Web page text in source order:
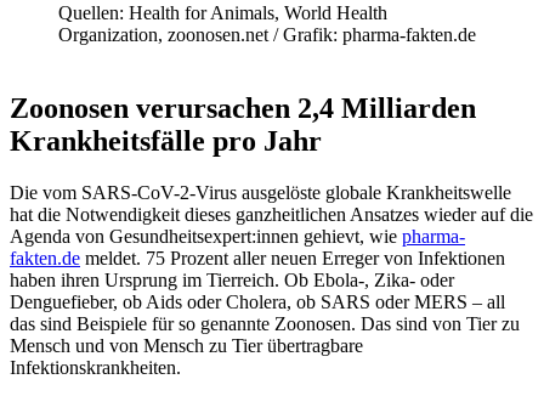
Quellen: Health for Animals, World Health
Organization, zoonosen.net / Grafik: pharma-fakten.de
Zoonosen verursachen 2,4 Milliarden
Krankheitsfälle pro Jahr
Die vom SARS-CoV-2-Virus ausgelöste globale Krankheitswelle
hat die Notwendigkeit dieses ganzheitlichen Ansatzes wieder auf die
Agenda von Gesundheitsexpert:innen gehievt, wie pharma-
fakten.de meldet. 75 Prozent aller neuen Erreger von Infektionen
haben ihren Ursprung im Tierreich. Ob Ebola-, Zika- oder
Denguefieber, ob Aids oder Cholera, ob SARS oder MERS – all
das sind Beispiele für so genannte Zoonosen. Das sind von Tier zu
Mensch und von Mensch zu Tier übertragbare
Infektionskrankheiten.